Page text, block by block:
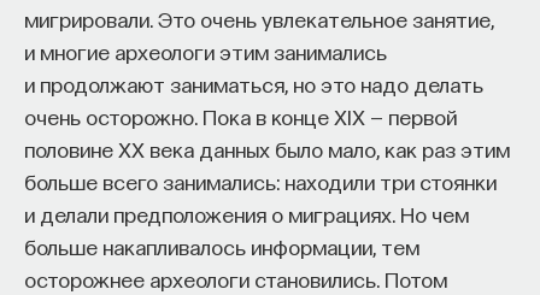
мигрировали. Это очень увлекательное занятие,
и многие археологи этим занимались
и продолжают заниматься, но это надо делать
очень осторожно. Пока в конце XIX — первой
половине XX века данных было мало, как раз этим
больше всего занимались: находили три стоянки
и делали предположения о миграциях. Но чем
больше накапливалось информации, тем
осторожнее археологи становились. Потом
Лопе де Вега получил классическое, обычное для
своего времени образование, а его
действительно недюжинные знания — это плод
прежде всего самообразования. Он много
и постоянно читал и учился. Надо сказать, что
Лопе — уникальная фигура в том смысле, что нет
такого жанра в истории испанской литературы
XVI–XVII веков, в котором он не попробовал бы
свои силы и не оставил бы замечательных